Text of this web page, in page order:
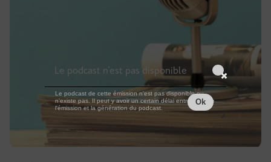
Le podcast n'est pas disponible
Le podcast de cette émission n'est pas disponible ou
n'existe pas. Il peut y avoir un certain délai entre la fin de
l'émission et la génération du podcast.
Ok